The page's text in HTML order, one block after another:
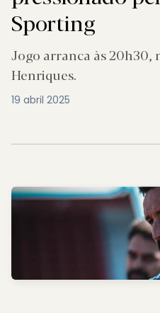
Sporting
Jogo arranca às 20h30,
Henriques.
19 abril 2025